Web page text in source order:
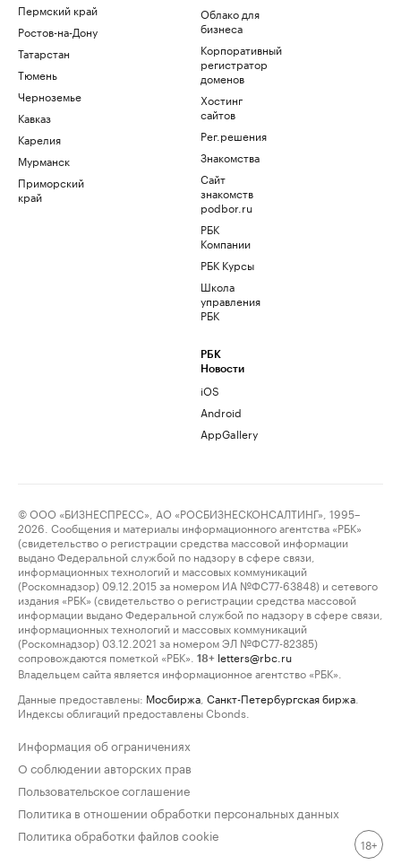
Пермский край
Ростов-на-Дону
Татарстан
Тюмень
Черноземье
Кавказ
Карелия
Мурманск
Приморский
край
Облако для
бизнеса
Корпоративный
регистратор
доменов
Хостинг
сайтов
Рег.решения
Знакомства
Сайт
знакомств
podbor.ru
РБК
Компании
РБК Курсы
Школа
управления
РБК
РБК
Новости
iOS
Android
AppGallery
© ООО «БИЗНЕСПРЕСС», АО «РОСБИЗНЕСКОНСАЛТИНГ», 1995–
2026. Сообщения и материалы информационного агентства «РБК»
(свидетельство о регистрации средства массовой информации
выдано Федеральной службой по надзору в сфере связи,
информационных технологий и массовых коммуникаций
(Роскомнадзор) 09.12.2015 за номером ИА №ФС77-63848) и сетевого
издания «РБК» (свидетельство о регистрации средства массовой
информации выдано Федеральной службой по надзору в сфере связи,
информационных технологий и массовых коммуникаций
(Роскомнадзор) 03.12.2021 за номером ЭЛ №ФС77-82385)
сопровождаются пометкой «РБК».
18+ letters@rbc.ru
Владельцем сайта является информационное агентство «РБК».
Данные предоставлены: Мосбиржа Санкт-Петербургская биржа
Индексы облигаций предоставлены Cbonds.
Информация об ограничениях
О соблюдении авторских прав
Пользовательское соглашение
Политика в отношении обработки персональных данных
Политика обработки файлов cookie
18+